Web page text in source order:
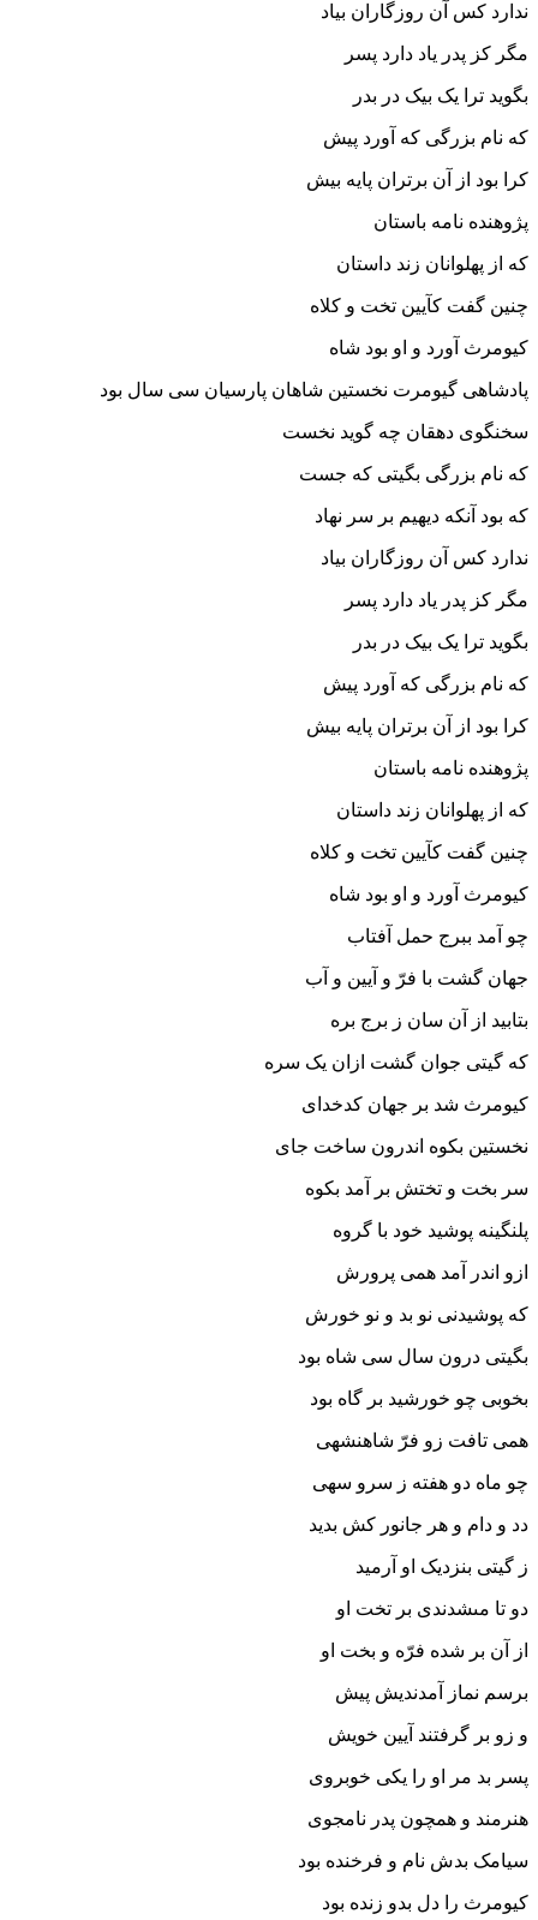
ندارد کس آن روزگاران بیاد
مگر کز پدر یاد دارد پسر
بگوید ترا یک بیک در بدر
که نام بزرگى که آورد پیش
کرا بود از آن برتران پایه بیش
پژوهنده نامه باستان
که از پهلوانان زند داستان‏
چنین گفت کآیین تخت و کلاه
کیومرث آورد و او بود شاه‏
پادشاهى گیومرت نخستین شاهان پارسیان سى سال بود
سخن‏گوى دهقان چه گوید نخست
که نام بزرگى بگیتى که جست‏
که بود آنکه دیهیم بر سر نهاد
ندارد کس آن روزگاران بیاد
مگر کز پدر یاد دارد پسر
بگوید ترا یک بیک در بدر
که نام بزرگى که آورد پیش
کرا بود از آن برتران پایه بیش
پژوهنده نامه باستان
که از پهلوانان زند داستان‏
چنین گفت کآیین تخت و کلاه
کیومرث آورد و او بود شاه‏
چو آمد ببرج حمل آفتاب
جهان گشت با فرّ و آیین و آب‏
بتابید از آن سان ز برج بره
که گیتى جوان گشت ازان یک سره‏
کیومرث شد بر جهان کدخداى
نخستین بکوه اندرون ساخت جاى‏
سر بخت و تختش بر آمد بکوه
پلنگینه پوشید خود با گروه‏
ازو اندر آمد همى پرورش
که پوشیدنى نو بد و نو خورش‏
بگیتى درون سال سى شاه بود
بخوبى چو خورشید بر گاه بود
همى تافت زو فرّ شاهنشهى
چو ماه دو هفته ز سرو سهى
دد و دام و هر جانور کش بدید
ز گیتى بنزدیک او آرمید
دو تا مى‏شدندى بر تخت او
از آن بر شده فرّه و بخت او
برسم نماز آمدندیش پیش
و زو بر گرفتند آیین خویش
پسر بد مر او را یکى خوبروى
هنرمند و همچون پدر نامجوى‏
سیامک بدش نام و فرخنده بود
کیومرث را دل بدو زنده بود